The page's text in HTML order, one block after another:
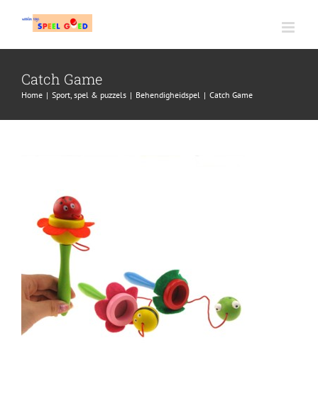
inhoud
Catch Game
Home | Sport, spel & puzzels | Behendigheidspel | Catch Game